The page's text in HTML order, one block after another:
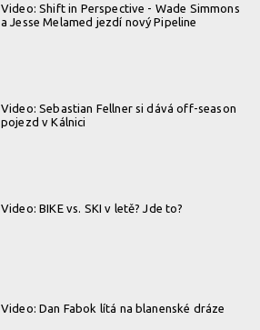
Video: Shift in Perspective - Wade Simmons
a Jesse Melamed jezdí nový Pipeline
Video: Sebastian Fellner si dává off-season
pojezd v Kálnici
Video: BIKE vs. SKI v letě? Jde to?
Video: Dan Fabok lítá na blanenské dráze